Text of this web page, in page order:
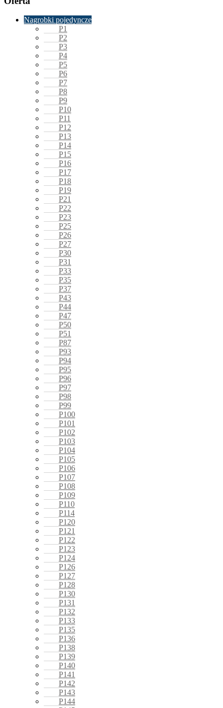
Nagrobki pojedyncze
P1
P2
P3
P4
P5
P6
P7
P8
P9
P10
P11
P12
P13
P14
P15
P16
P17
P18
P19
P21
P22
P23
P25
P26
P27
P30
P31
P33
P35
P37
P43
P44
P47
P50
P51
P87
P93
P94
P95
P96
P97
P98
P99
P100
P101
P102
P103
P104
P105
P106
P107
P108
P109
P110
P114
P120
P121
P122
P123
P124
P126
P127
P128
P130
P131
P132
P133
P135
P136
P138
P139
P140
P141
P142
P143
P144